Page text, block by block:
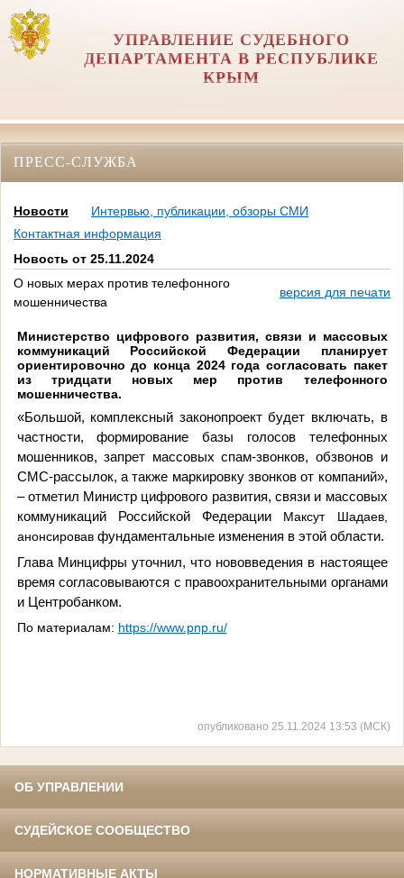
УПРАВЛЕНИЕ СУДЕБНОГО
ДЕПАРТАМЕНТА В РЕСПУБЛИКЕ
КРЫМ
ПРЕСС-СЛУЖБА
Новости
Интервью, публикации, обзоры СМИ
Контактная информация
Новость от 25.11.2024
О новых мерах против телефонного
мошенничества
версия для печати
Министерство цифрового развития, связи и массовых
коммуникаций Российской Федерации планирует
ориентировочно до конца 2024 года согласовать пакет
из тридцати новых мер против телефонного
мошенничества.
«Большой, комплексный законопроект будет включать, в
частности, формирование базы голосов телефонных
мошенников, запрет массовых спам-звонков, обзвонов и
СМС-рассылок, а также маркировку звонков от компаний»,
–отметил Министр цифрового развития, связи и массовых
коммуникаций Российской Федерации
МаксутШадаев,
анонсировав фундаментальные изменения в этой области.
Глава Минцифры уточнил, что нововведения в настоящее
время согласовываются с правоохранительными органами
и Центробанком.
По материалам: https://www.pnp.ru/
опубликовано 25.11.2024 13:53 (МСК)
ОБ УПРАВЛЕНИИ
СУДЕЙСКОЕ СООБЩЕСТВО
НОРМАТИВНЫЕ АКТЫ